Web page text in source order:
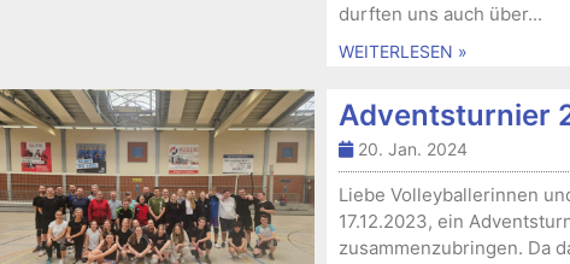
durften uns auch über...
WEITERLESEN »
Adventsturnier
20. Jan. 2024
Liebe Volleyballerinnen
17.12.2023, ein
zusammenzubringen. Da